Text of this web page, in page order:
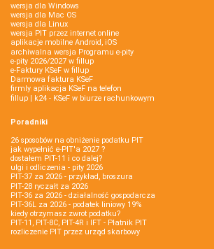
wersja dla Windows
wersja dla Mac OS
wersja dla Linux
wersja PIT przez internet online
aplikacje mobilne Android, iOS
archiwalna wersja Programu e-pity
e-pity 2026/2027 w fillup
e‑Faktury KSeF w fillup
Darmowa faktura KSeF
firmly aplikacja KSeF na telefon
fillup | k24 - KSeF w biurze rachunkowym
Poradniki
26 sposobów na obniżenie podatku PIT
jak wypełnić e-PIT'a 2027 ?
dostałem PIT-11 i co dalej?
ulgi i odliczenia - pity 2026
PIT-37 za 2026 - przykład, broszura
PIT-28 ryczałt za 2026
PIT-36 za 2026 - działalność gospodarcza
PIT-36L za 2026 - podatek liniowy 19%
kiedy otrzymasz zwrot podatku?
PIT-11, PIT-8C, PIT-4R i IFT - Płatnik PIT
rozliczenie PIT przez urząd skarbowy